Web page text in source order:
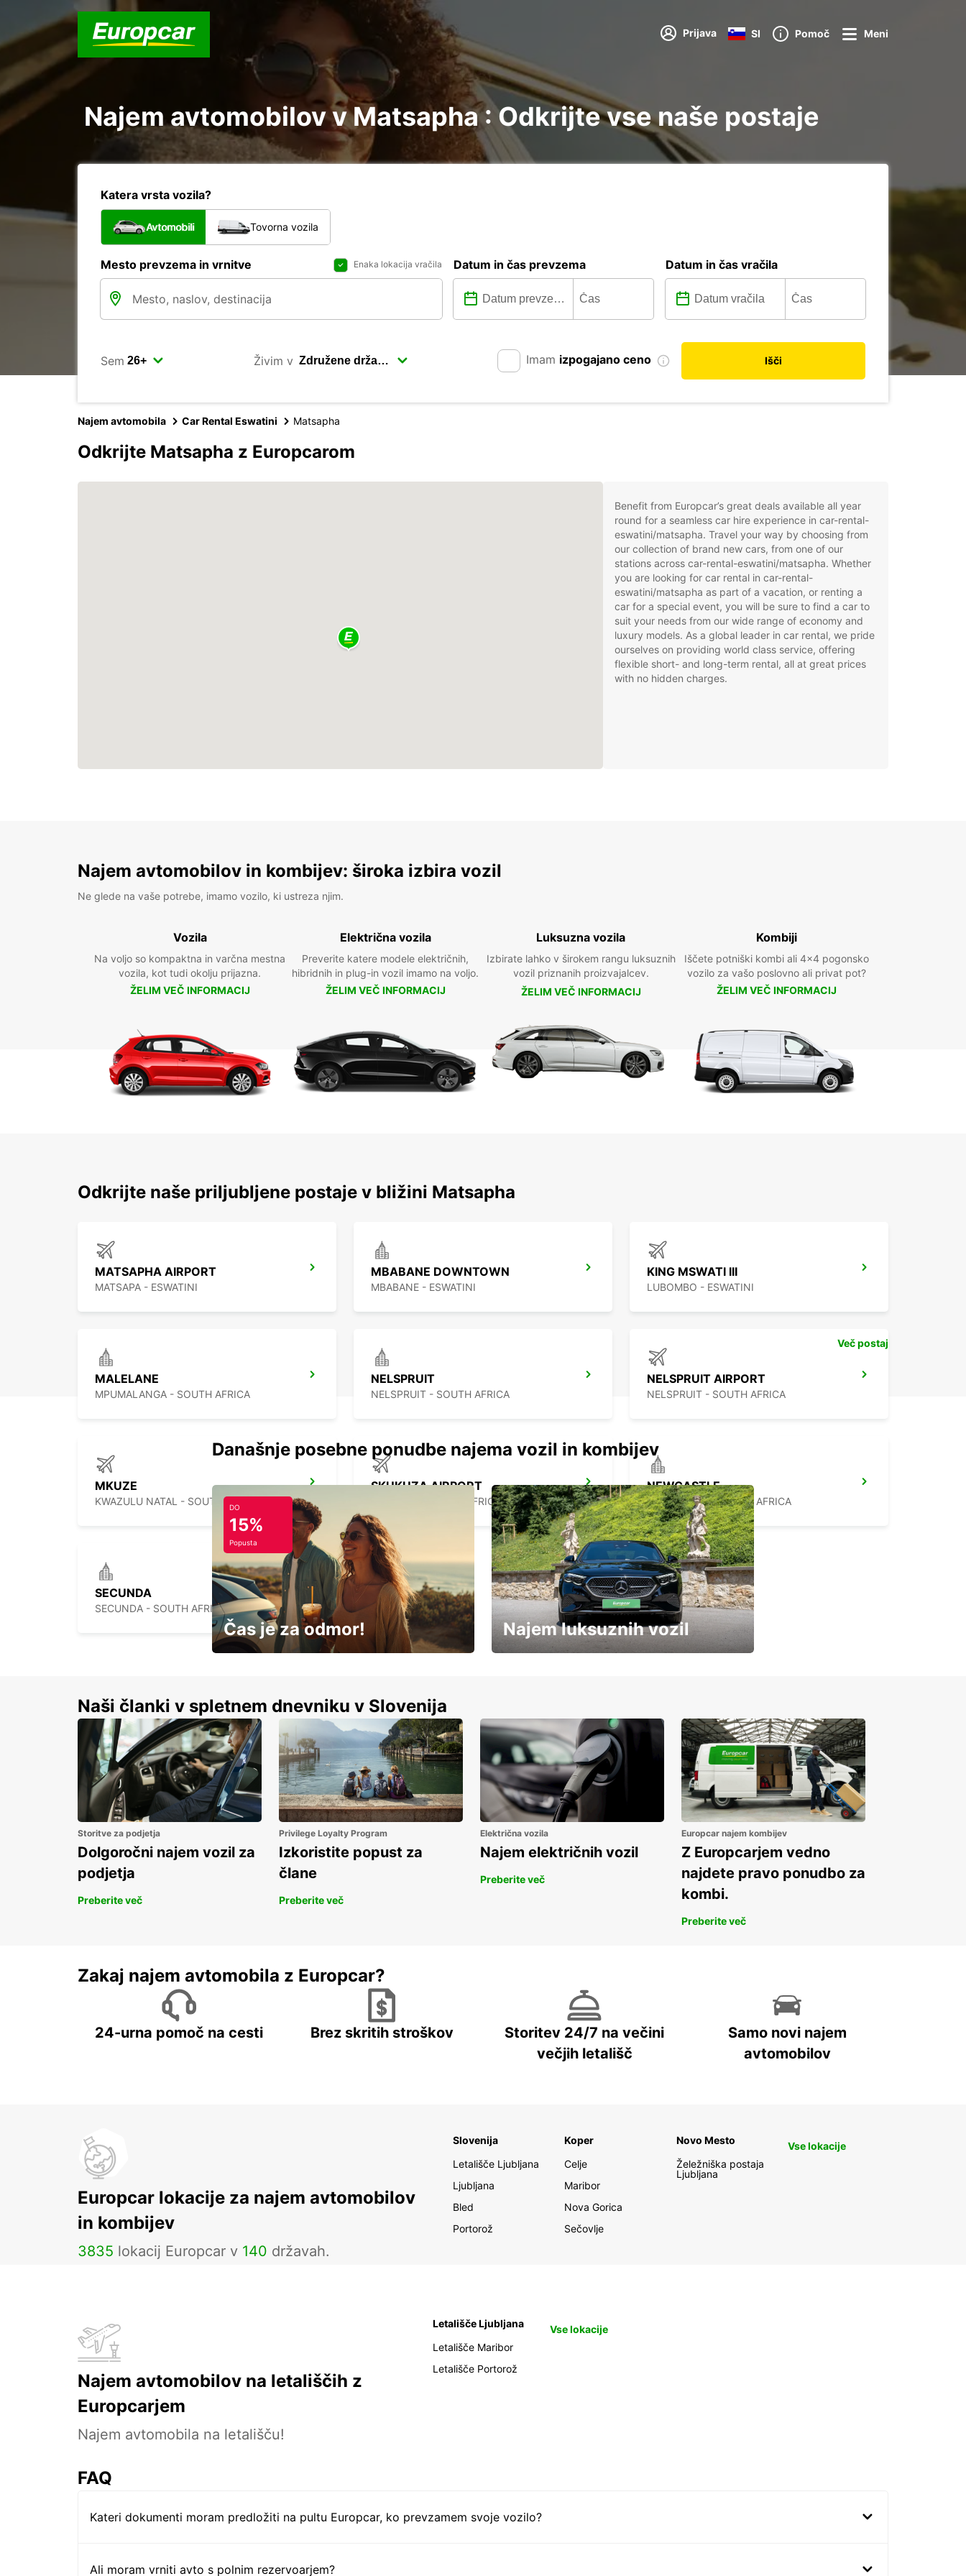
Prijava SI Pomoč Meni
Najem avtomobilov v Matsapha : Odkrijte vse naše postaje
Katera vrsta vozila?
Avtomobili Tovorna vozila
Mesto prevzema in vrnitve Enaka lokacija vračila Datum in čas prevzema Datum in čas vračila
Sem Živim v Imam izpogajano ceno Išči
Najem avtomobila Car Rental Eswatini Matsapha
Odkrijte Matsapha z Europcarom
Benefit from Europcar’s great deals available all year
round for a seamless car hire experience in car-rental-
eswatini/matsapha. Travel your way by choosing from
our collection of brand new cars, from one of our
stations across car-rental-eswatini/matsapha. Whether
you are looking for car rental in car-rental-
eswatini/matsapha as part of a vacation, or renting a
car for a special event, you will be sure to find a car to
suit your needs from our wide range of economy and
luxury models. As a global leader in car rental, we pride
ourselves on providing world class service, offering
flexible short- and long-term rental, all at great prices
with no hidden charges.
Najem avtomobilov in kombijev: široka izbira vozil
Ne glede na vaše potrebe, imamo vozilo, ki ustreza njim.
Vozila
Na voljo so kompaktna in varčna mestna
vozila, kot tudi okolju prijazna.
ŽELIM VEČ INFORMACIJ
Električna vozila
Preverite katere modele električnih,
hibridnih in plug-in vozil imamo na voljo.
ŽELIM VEČ INFORMACIJ
Luksuzna vozila
Izbirate lahko v širokem rangu luksuznih
vozil priznanih proizvajalcev.
ŽELIM VEČ INFORMACIJ
Kombiji
Iščete potniški kombi ali 4x4 pogonsko
vozilo za vašo poslovno ali privat pot?
ŽELIM VEČ INFORMACIJ
Odkrijte naše priljubljene postaje v bližini Matsapha
MATSAPHA AIRPORT
MATSAPA - ESWATINI
MBABANE DOWNTOWN
MBABANE - ESWATINI
KING MSWATI III
LUBOMBO - ESWATINI
MALELANE
MPUMALANGA - SOUTH AFRICA
NELSPRUIT
NELSPRUIT - SOUTH AFRICA
NELSPRUIT AIRPORT
NELSPRUIT - SOUTH AFRICA
MKUZE
KWAZULU NATAL - SOUTH AFRICA
SKUKUZA AIRPORT
SKUKUZA - SOUTH AFRICA
NEWCASTLE
NEWCASTLE - SOUTH AFRICA
SECUNDA
SECUNDA - SOUTH AFRICA
Več postaj
Današnje posebne ponudbe najema vozil in kombijev
DO
15%
Popusta
Čas je za odmor! Najem luksuznih vozil
Naši članki v spletnem dnevniku v Slovenija
Storitve za podjetja
Dolgoročni najem vozil za
podjetja
Preberite več
Privilege Loyalty Program
Izkoristite popust za
člane
Preberite več
Električna vozila
Najem električnih vozil
Preberite več
Europcar najem kombijev
Z Europcarjem vedno
najdete pravo ponudbo za
kombi.
Preberite več
Zakaj najem avtomobila z Europcar?
24-urna pomoč na cesti Brez skritih stroškov
Storitev 24/7 na večini
večjih letališč
Samo novi najem
avtomobilov
Europcar lokacije za najem avtomobilov
in kombijev
3835 lokacij Europcar v 140 državah.
Slovenija
Letališče Ljubljana
Ljubljana
Bled
Portorož
Koper
Celje
Maribor
Nova Gorica
Sečovlje
Novo Mesto
Želežniška postaja
Ljubljana
Vse lokacije
Najem avtomobilov na letališčih z
Europcarjem
Najem avtomobila na letališču!
Letališče Ljubljana
Letališče Maribor
Letališče Portorož
Vse lokacije
FAQ
Kateri dokumenti moram predložiti na pultu Europcar, ko prevzamem svoje vozilo?
Ali moram vrniti avto s polnim rezervoarjem?